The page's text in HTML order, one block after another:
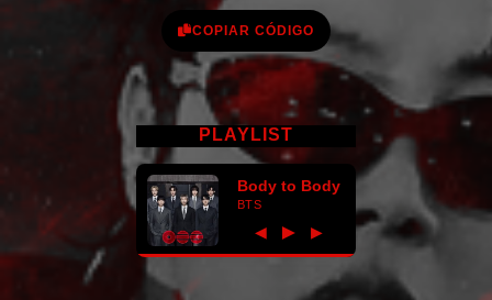
COPIAR CÓDIGO
PLAYLIST
Body to Body
BTS
◀ ► ▶